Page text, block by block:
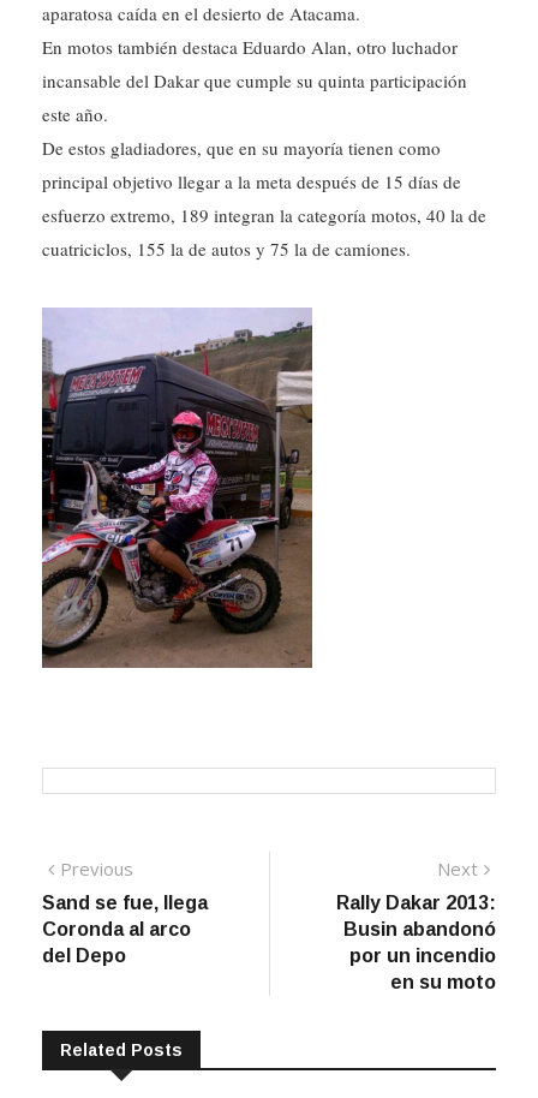
aparatosa caída en el desierto de Atacama.
En motos también destaca Eduardo Alan, otro luchador
incansable del Dakar que cumple su quinta participación
este año.
De estos gladiadores, que en su mayoría tienen como
principal objetivo llegar a la meta después de 15 días de
esfuerzo extremo, 189 integran la categoría motos, 40 la de
cuatriciclos, 155 la de autos y 75 la de camiones.
Navegación
de
entradas
Previous
post:
Sand se fue, llega
Coronda al arco
del Depo
Next
Rally Dakar 2013:
Busin abandonó
por un incendio
en su moto
Related Posts